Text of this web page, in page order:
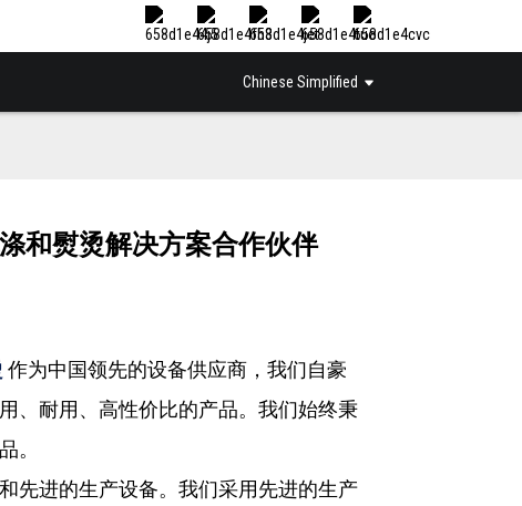
Chinese Simplified
和熨烫解决方案合作伙伴
作为中国领先的设备供应商，我们自豪
、耐用、高性价比的产品。我们始终秉
。
先进的生产设备。我们采用先进的生产